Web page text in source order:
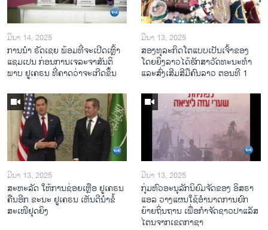
ມີນາ 14, 2025
ການ​ນຳ ຣັດ​ເຊຍ ພ້ອມ​ທີ່​ຈະ​ເປີ​ດ​ເຫຼົ້າ​
ແຊມ​ເປນ ກ່ອນການ​ເຈ​ລະ​ຈາ​ສັນ​ຕິ​
ພາບ ຢູ​ເຄ​ຣນ ທີ່​ຄາດ​ວ່າ​ຈະ​ເກີດ​ຂຶ້ນ
ມີນາ 13, 2025
ສອງທຸລະກິດໂຕແບບເປັນເຈົ້າຂອງ
ໂດຍຍິງລາວໄດ້ຮັກສາວັດທະນະທຳ
ແລະສົ່ງເສີມສີມືຄົນລາວ ຕອນທີ 1
ມີນາ 13, 2025
ສະຫະລັດ ໃຫ້ການຊ່ອຍເຫຼືອ ຢູເຄຣນ
ຄືນອີກ ຂະນະ ຢູເຄຣນ ເຫັນດີນຳຂໍ້
ສະເໜີຢຸດຍິງ
ມີນາ 13, 2025
ກຸ່ມຫົວອະນຸລັກນິຍົມຈັດຂອງ ອິສຣາ
ແອລ ວາງແຜນໃຊ້ອຳນາດການຍົກ
ຍ້າຍຖິ່ນຖານ ເພື່ອກຳຈັດຊາວປາແລັສ
ໄຕນຈາກເຂດກາຊາ